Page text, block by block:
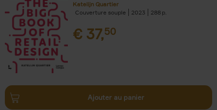
Katelijn Quartier
Couverture souple
2023 288
€ 37,50
Ajouter au panier